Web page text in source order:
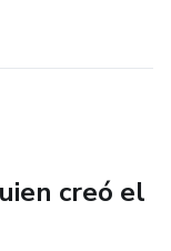
de manera
creó el